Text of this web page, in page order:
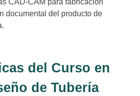
CAD-CAM para fabricación
documental del producto de
del Curso en
de Tubería